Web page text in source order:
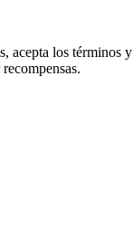
acepta los términos y